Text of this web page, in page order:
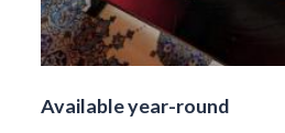
Available year-round